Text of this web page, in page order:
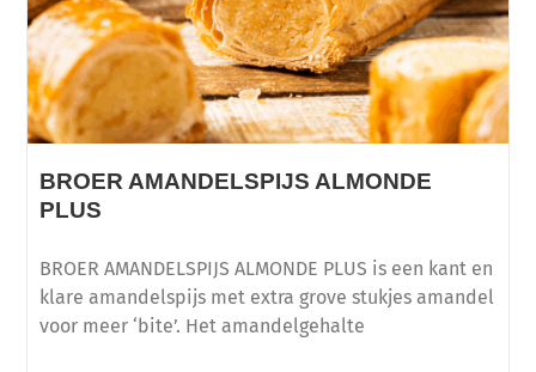
BROER AMANDELSPIJS ALMONDE
PLUS
BROER AMANDELSPIJS ALMONDE PLUS is een kant en
klare amandelspijs met extra grove stukjes amandel
voor meer ‘bite’. Het amandelgehalte